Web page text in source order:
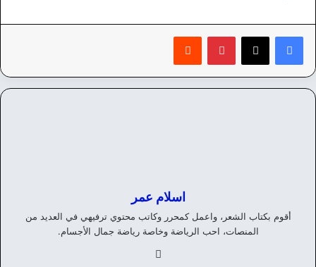
بينتيريست
اسلام عمر
أقوم بكتاب الشعر، واعمل كمحرر وكاتب محتوي ترفيهي في العديد من
المنصات، احب الرياضة وخاصة رياضة جمال الأجسام.